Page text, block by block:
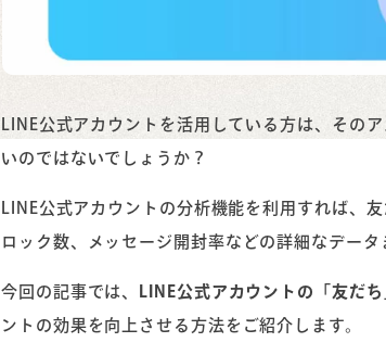
LINE公式アカウントを活用している方は、その
いのではないでしょうか？
LINE公式アカウントの分析機能を利用すれば、
ロック数、メッセージ開封率などの詳細なデー
今回の記事では、 LINE公式アカウントの「友だ
ントの効果を向上させる方法をご紹介します。